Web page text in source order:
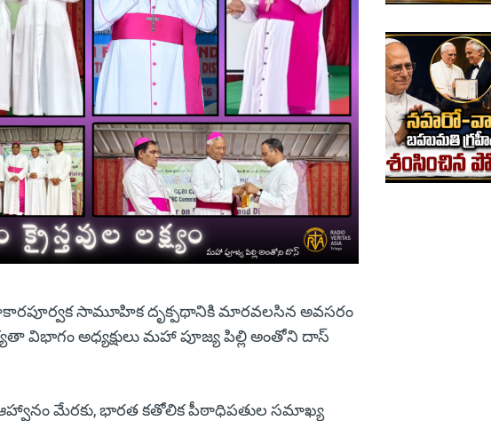
సామూహిక దృక్పథానికి మారవలసిన అవసరం
విభాగం అధ్యక్షులు మహా పూజ్య పిల్లి అంతోని దాస్
మేరకు, భారత కతోలిక పీఠాధిపతుల సమాఖ్య